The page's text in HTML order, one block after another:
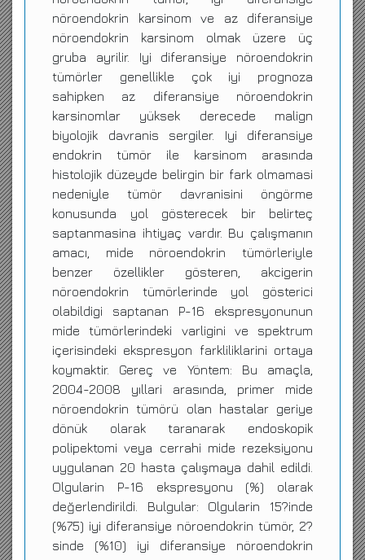
nöroendokrin karsinom ve az diferansiye
nöroendokrin karsinom olmak üzere üç
gruba ayrilir. Iyi diferansiye nöroendokrin
tümörler genellikle çok iyi prognoza
sahipken az diferansiye nöroendokrin
karsinomlar yüksek derecede malign
biyolojik davranis sergiler. Iyi diferansiye
endokrin tümör ile karsinom arasında
histolojik düzeyde belirgin bir fark olmamasi
nedeniyle tümör davranisini öngörme
konusunda yol gösterecek bir belirteç
saptanmasina ihtiyaç vardır. Bu çalışmanın
amacı, mide nöroendokrin tümörleriyle
benzer özellikler gösteren, akcigerin
nöroendokrin tümörlerinde yol gösterici
olabildigi saptanan P-16 ekspresyonunun
mide tümörlerindeki varligini ve spektrum
içerisindeki ekspresyon farkliliklarini ortaya
koymaktir. Gereç ve Yöntem: Bu amaçla,
2004-2008 yıllari arasında, primer mide
nöroendokrin tümörü olan hastalar geriye
dönük olarak taranarak endoskopik
polipektomi veya cerrahi mide rezeksiyonu
uygulanan 20 hasta çalışmaya dahil edildi.
Olgularin P-16 ekspresyonu (%) olarak
değerlendirildi. Bulgular: Olgularin 15?inde
(%75) iyi diferansiye nöroendokrin tümör, 2?
sinde (%10) iyi diferansiye nöroendokrin